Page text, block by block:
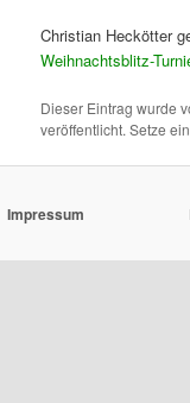
Christian Heckötter
Weihnachtsblitz-
Dieser Eintrag wurde
veröffentlicht. Setze
Impressum